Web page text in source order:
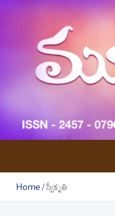
Home స్వీకృతి